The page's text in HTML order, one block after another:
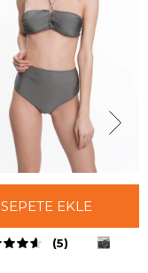
SEPETE EKLE
(5)